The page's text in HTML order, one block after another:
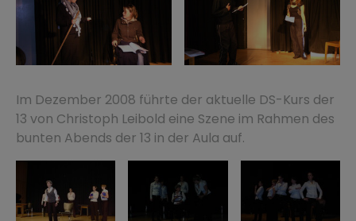
Im Dezember 2008 führte der aktuelle DS-Kurs der
13 von Christoph Leibold eine Szene im Rahmen des
bunten Abends der 13 in der Aula auf.